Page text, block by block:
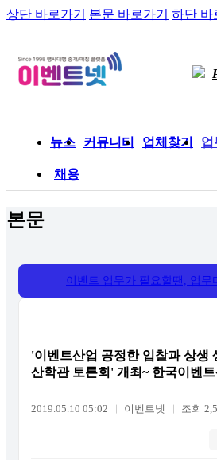
상단 바로가기 본문 바로가기 하단 바
뉴스 커뮤니티 업체찾기 업
채용
본문
이벤트 업무가 필요할땐, 업무
'이벤트산업 공정한 입찰과 상생
산학관 토론회' 개최~ 한국이벤
2019.05.10 05:02 이벤트넷 조회